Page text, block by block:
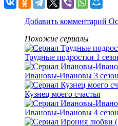
Добавить комментарий
Похожие сериалы
Трудные подростки 1
Ивановы-Ивановы 3 сезон
Кузнец моего счастья
Ивановы-Ивановы 4 сезон